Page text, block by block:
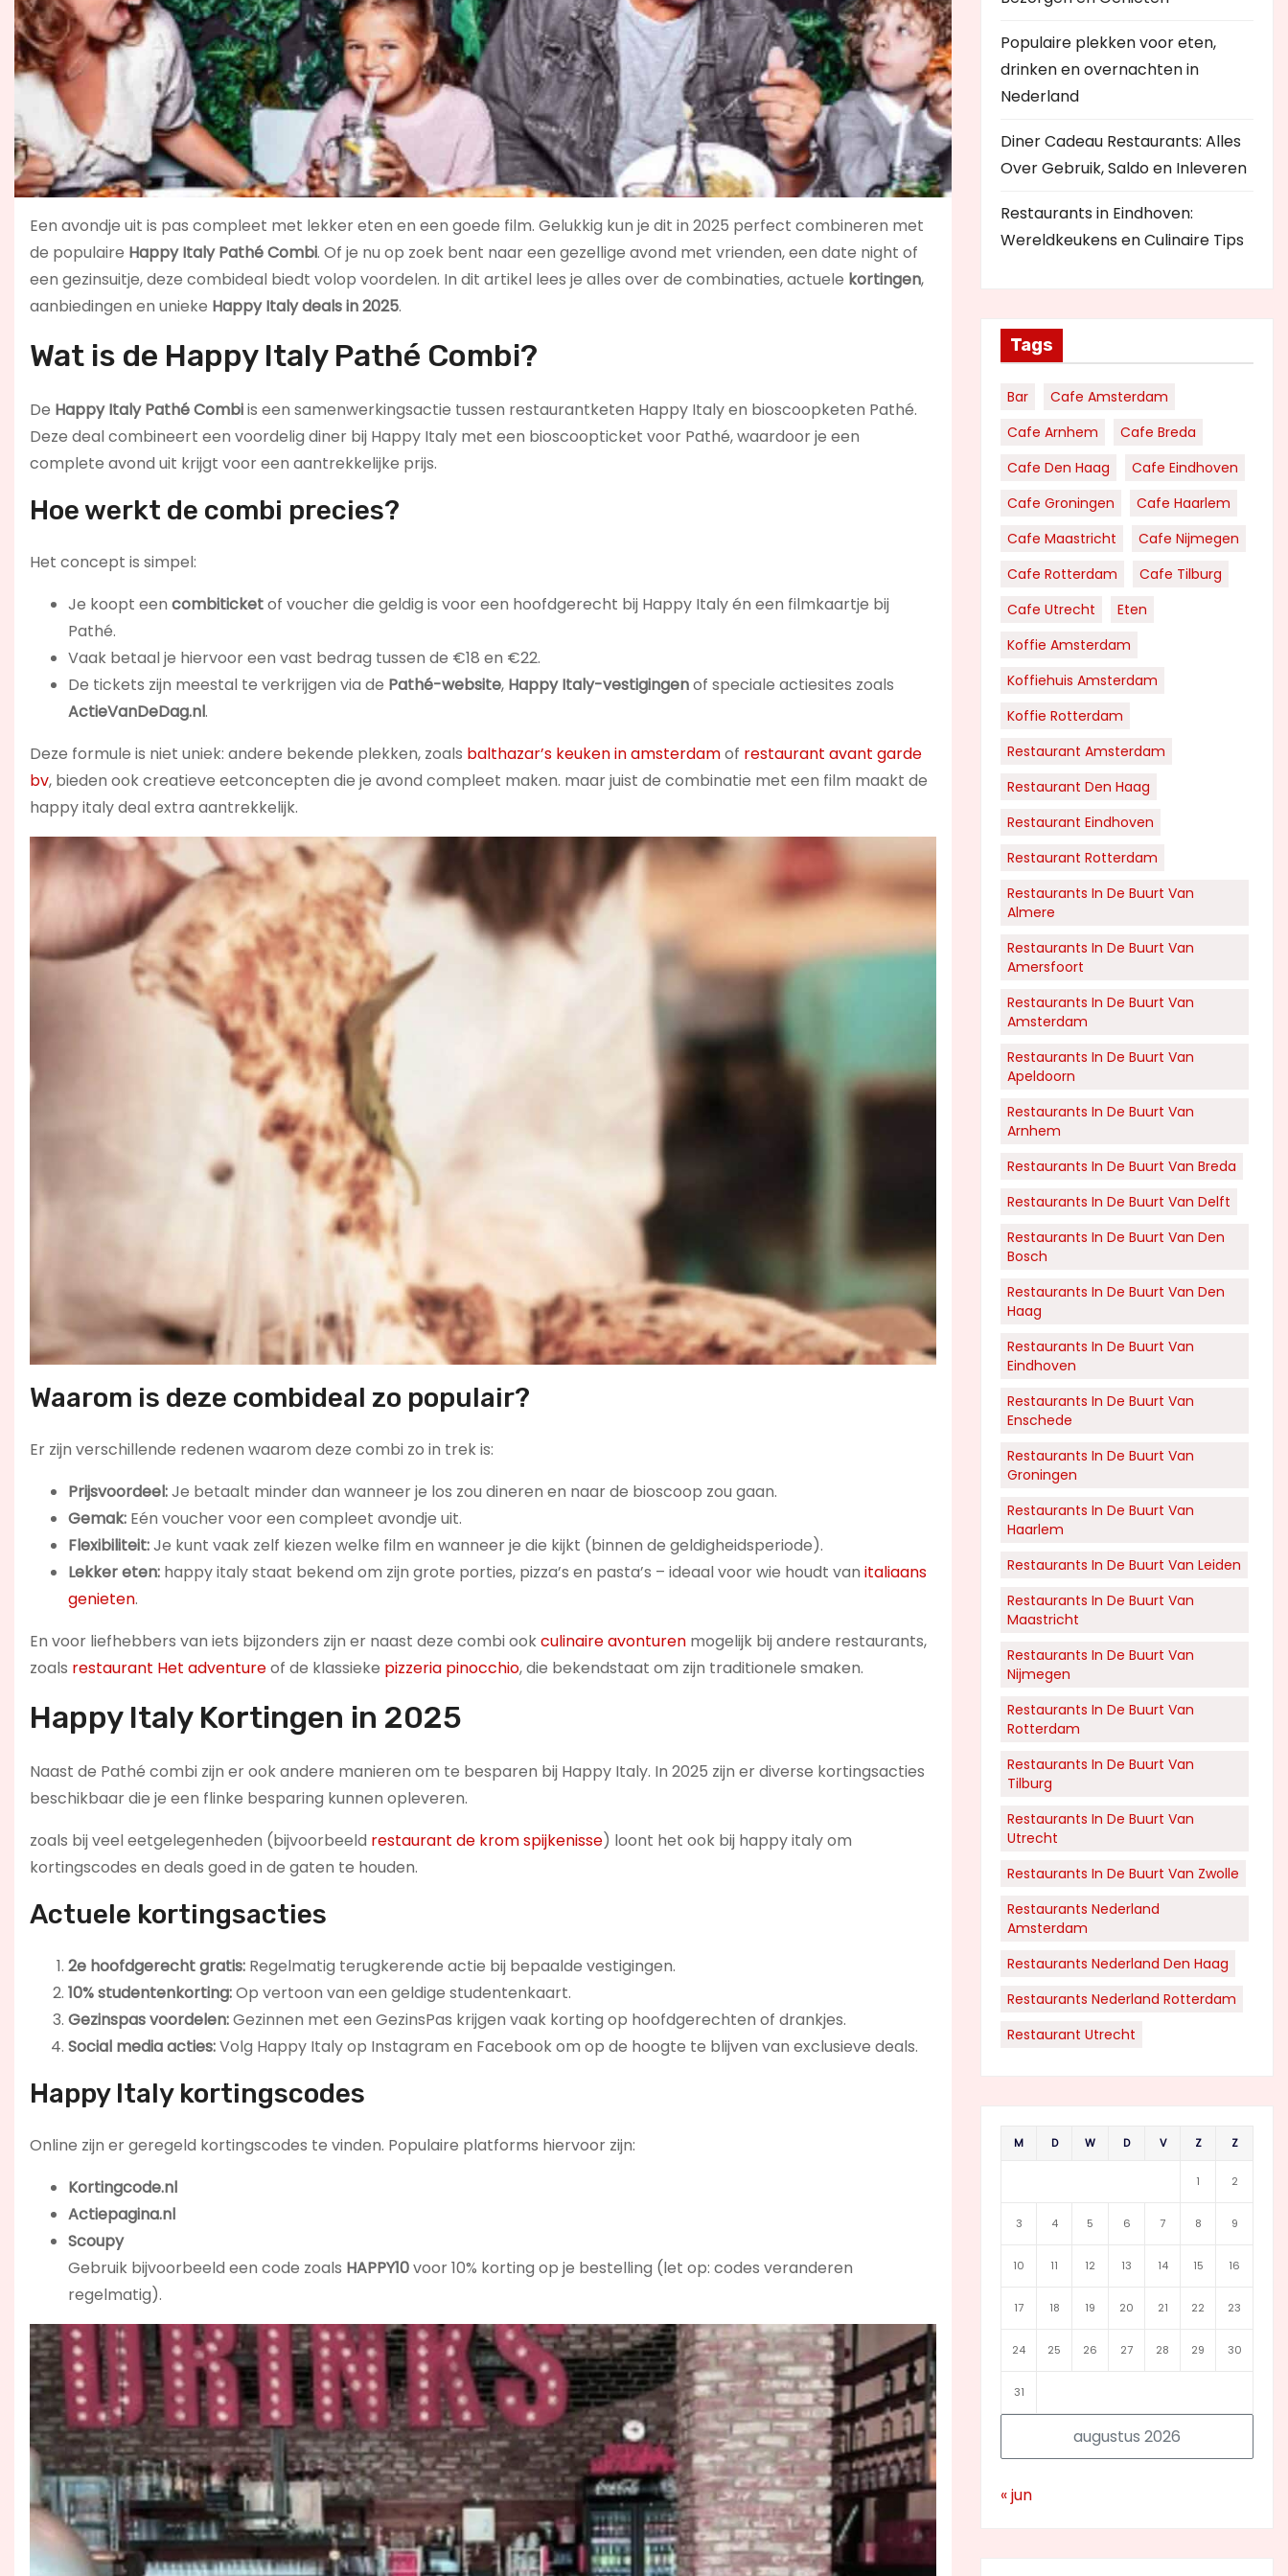
Een avondje uit is pas compleet met lekker eten en een goede film. Gelukkig kun je dit in 2025 perfect combineren met
de populaire Happy Italy Pathé Combi. Of je nu op zoek bent naar een gezellige avond met vrienden, een date night of
een gezinsuitje, deze combideal biedt volop voordelen. In dit artikel lees je alles over de combinaties, actuele kortingen,
aanbiedingen en unieke Happy Italy deals in 2025.
Wat is de Happy Italy Pathé Combi?
De Happy Italy Pathé Combiis een samenwerkingsactie tussen restaurantketen Happy Italy en bioscoopketen Pathé.
Deze deal combineert een voordelig diner bij Happy Italy met een bioscoopticket voor Pathé, waardoor je een
complete avond uit krijgt voor een aantrekkelijke prijs.
Hoe werkt de combi precies?
Het concept is simpel:
Je koopt een combiticketof voucher die geldig is voor een hoofdgerecht bij Happy Italy én een filmkaartje bij
Pathé.
Vaak betaal je hiervoor een vast bedrag tussen de €18 en €22.
De tickets zijn meestal te verkrijgen via de Pathé-website, Happy Italy-vestigingenof speciale actiesites zoals
ActieVanDeDag.nl.
Deze formule is niet uniek: andere bekende plekken, zoals balthazar’s keuken in amsterdamof restaurant avant garde
bv, bieden ook creatieve eetconcepten die je avond compleet maken. maar juist de combinatie met een film maakt de
happy italy deal extra aantrekkelijk.
Waarom is deze combideal zo populair?
Er zijn verschillende redenen waarom deze combi zo in trek is:
Prijsvoordeel:Je betaalt minder dan wanneer je los zou dineren en naar de bioscoop zou gaan.
Gemak: Eén voucher voor een compleet avondje uit.
Flexibiliteit:Je kunt vaak zelf kiezen welke film en wanneer je die kijkt (binnen de geldigheidsperiode).
Lekker eten: happy italy staat bekend om zijn grote porties, pizza’s en pasta’s – ideaal voor wie houdt van italiaans
genieten.
En voor liefhebbers van iets bijzonders zijn er naast deze combi ookculinaire avonturen mogelijk bij andere restaurants,
zoals restaurant Het adventureof de klassieke pizzeria pinocchio, die bekendstaat om zijn traditionele smaken.
Happy Italy Kortingen in 2025
Naast de Pathé combi zijn er ook andere manieren om te besparen bij Happy Italy. In 2025 zijn er diverse kortingsacties
beschikbaar die je een flinke besparing kunnen opleveren.
zoals bij veel eetgelegenheden (bijvoorbeeld restaurant de krom spijkenisse) loont het ook bij happy italy om
kortingscodes en deals goed in de gaten te houden.
Actuele kortingsacties
2e hoofdgerecht gratis: Regelmatig terugkerende actie bij bepaalde vestigingen.
10% studentenkorting:Op vertoon van een geldige studentenkaart.
Gezinspas voordelen:Gezinnen met een GezinsPas krijgen vaak korting op hoofdgerechten of drankjes.
Social media acties:Volg Happy Italy op Instagram en Facebook om op de hoogte te blijven van exclusieve deals.
Happy Italy kortingscodes
Online zijn er geregeld kortingscodes te vinden. Populaire platforms hiervoor zijn:
Kortingcode.nl
Actiepagina.nl
Scoupy
Gebruik bijvoorbeeld een code zoals HAPPY10voor 10% korting op je bestelling (let op: codes veranderen
regelmatig).
Populaire plekken voor eten,
drinken en overnachten in
Nederland
Diner Cadeau Restaurants: Alles
Over Gebruik, Saldo en Inleveren
Restaurants in Eindhoven:
Wereldkeukens en Culinaire Tips
Tags
Bar
Cafe Amsterdam
Cafe Arnhem
Cafe Breda
Cafe Den Haag
Cafe Eindhoven
Cafe Groningen
Cafe Haarlem
Cafe Maastricht
Cafe Nijmegen
Cafe Rotterdam
Cafe Tilburg
Cafe Utrecht
Eten
Koffie Amsterdam
Koffiehuis Amsterdam
Koffie Rotterdam
Restaurant Amsterdam
Restaurant Den Haag
Restaurant Eindhoven
Restaurant Rotterdam
Restaurants In De Buurt Van
Almere
Restaurants In De Buurt Van
Amersfoort
Restaurants In De Buurt Van
Amsterdam
Restaurants In De Buurt Van
Apeldoorn
Restaurants In De Buurt Van
Arnhem
Restaurants In De Buurt Van Breda
Restaurants In De Buurt Van Delft
Restaurants In De Buurt Van Den
Bosch
Restaurants In De Buurt Van Den
Haag
Restaurants In De Buurt Van
Eindhoven
Restaurants In De Buurt Van
Enschede
Restaurants In De Buurt Van
Groningen
Restaurants In De Buurt Van
Haarlem
Restaurants In De Buurt Van Leiden
Restaurants In De Buurt Van
Maastricht
Restaurants In De Buurt Van
Nijmegen
Restaurants In De Buurt Van
Rotterdam
Restaurants In De Buurt Van
Tilburg
Restaurants In De Buurt Van
Utrecht
Restaurants In De Buurt Van Zwolle
Restaurants Nederland
Amsterdam
Restaurants Nederland Den Haag
Restaurants Nederland Rotterdam
Restaurant Utrecht
augustus 2026
M D W D V Z Z
1 2
3 4 5 6 7 8 9
10 11 12 13 14 15 16
17 18 19 20 21 22 23
24 25 26 27 28 29 30
31
« jun